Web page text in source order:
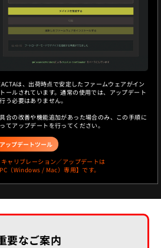
は、出荷時点で安定したファームウェアがイン
ールされています。通常の使用では、アップデート
う必要はありません。
合の改善や機能追加があった場合のみ、この手順に
てアップデートを行ってください。
アップデートツール
ャリブレーション／アップデートは
PC（Windows / Mac）専用】です。
要なご案内